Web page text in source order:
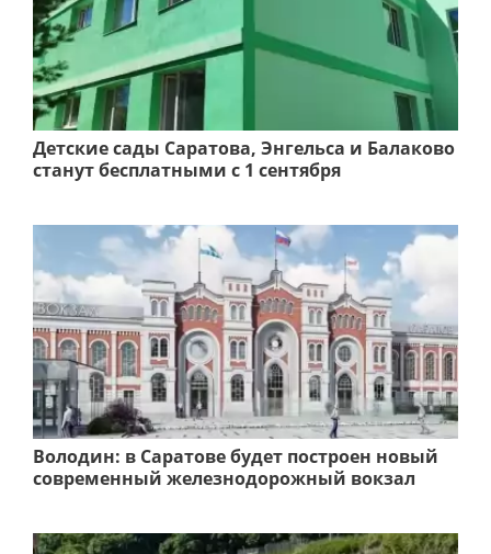
Детские сады Саратова, Энгельса и Балаково
станут бесплатными с 1 сентября
Володин: в Саратове будет построен новый
современный железнодорожный вокзал